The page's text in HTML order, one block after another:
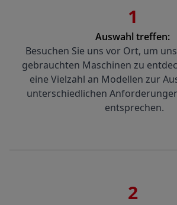
1
Auswahl treffen:
Besuchen Sie uns vor Ort, um
gebrauchten Maschinen zu
eine Vielzahl an Modellen zur
unterschiedlichen
entsprechen.
2